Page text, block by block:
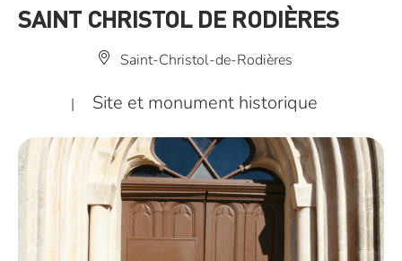
SAINT CHRISTOL DE RODIÈRES
Saint-Christol-de-Rodières
| Site et monument historique